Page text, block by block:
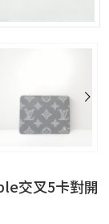
交叉5卡對開